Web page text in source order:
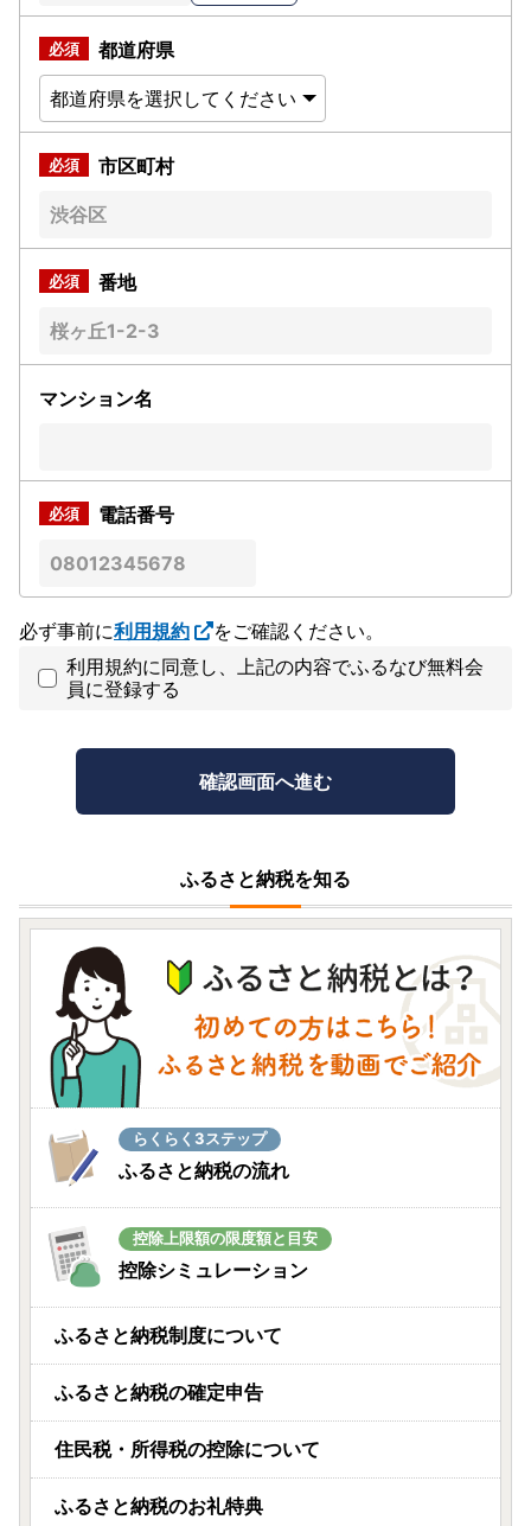
都道府県
市区町村
番地
マンション名
電話番号
必ず事前に利用規約
をご確認ください。
利用規約に同意し、上記の内容でふるなび無料会
員に登録する
ふるさと納税を知る
らくらく3ステップ
ふるさと納税の流れ
控除上限額の限度額と目安
控除シミュレーション
ふるさと納税制度について
ふるさと納税の確定申告
住民税・所得税の控除について
ふるさと納税のお礼特典